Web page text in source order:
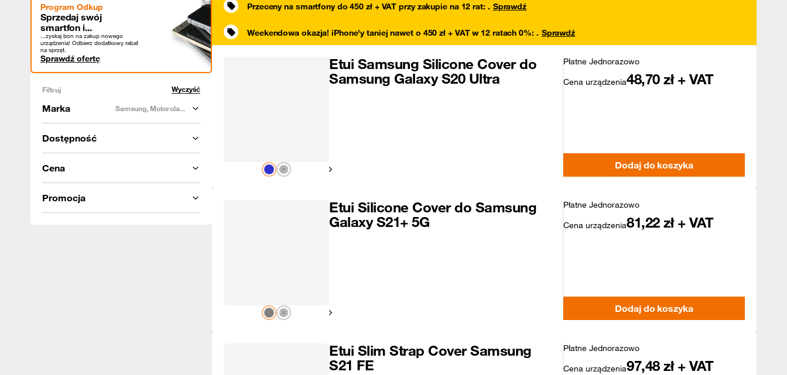
Program Odkup
Sprzedaj swój
smartfon i...
...zyskaj bon na zakup nowego
urządzenia! Odbierz dodatkowy rabat
na sprzęt.
Sprawdź ofertę
Filtruj Wyczyść
Marka Samsung, Motorola...
Dostępność
Cena
Promocja
Przeceny na smartfony do 450 zł + VAT przy zakupie na 12 rat: . Sprawdź
Weekendowa okazja! iPhone'y taniej nawet o 450 zł + VAT w 12 ratach 0%: . Sprawdź
Pokaż następny
Etui Samsung Silicone Cover do
Samsung Galaxy S20 Ultra
Płatne Jednorazowo
Cena urządzenia48,70 zł + VAT
Dodaj do koszyka
Pokaż następny
Etui Silicone Cover do Samsung
Galaxy S21+ 5G
Płatne Jednorazowo
Cena urządzenia81,22 zł + VAT
Dodaj do koszyka
Etui Slim Strap Cover Samsung
S21 FE
Płatne Jednorazowo
Cena urządzenia97,48 zł + VAT